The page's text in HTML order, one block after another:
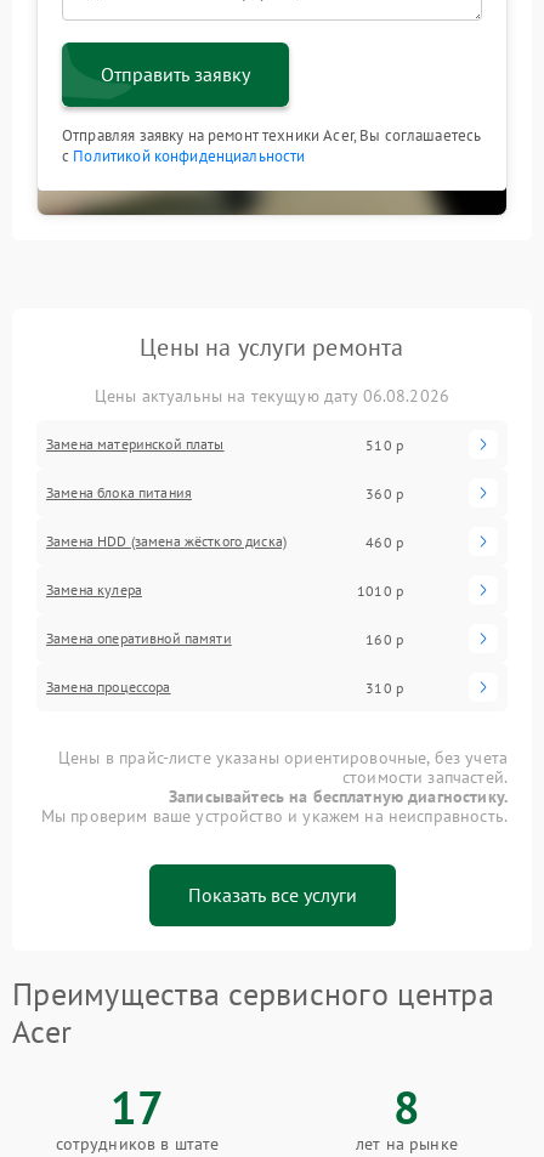
Отправить заявку
Отправляя заявку на ремонт техники Acer, Вы соглашаетесь
с Политикой конфиденциальности
Цены на услуги ремонта
Цены актуальны на текущую дату 06.08.2026
Замена материнской платы 510 р
Замена блока питания 360 р
Замена HDD (замена жёсткого диска) 460 р
Замена кулера 1010 р
Замена оперативной памяти 160 р
Замена процессора 310 р
Цены в прайс-листе указаны ориентировочные, без учета
стоимости запчастей.
Записывайтесь на бесплатную диагностику.
Мы проверим ваше устройство и укажем на неисправность.
Показать все услуги
Преимущества сервисного центра
Acer
17
сотрудников в штате
8
лет на рынке